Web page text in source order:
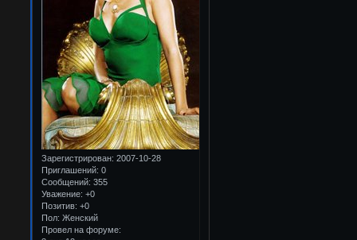
Зарегистрирован: 2007-10-28
Приглашений: 0
Сообщений: 355
Уважение: +0
Позитив: +0
Пол: Женский
Провел на форуме: